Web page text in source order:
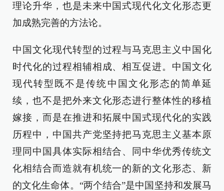
理论升华，也是未来中国式现代化文化形态更
加成熟完善的方法论。
中国文化现代转型的过程与马克思主义中国化
时代化的过程相辅相成、相互促进。中国文化
现代转型既不是传统中国文化形态的简单延
续，也不是把外来文化形态进行整体性的移植
嫁接，而是在推进和拓展中国式现代化的实践
历程中，中国共产党坚持把马克思主义基本原
理同中国具体实际相结合、同中华优秀传统文
化相结合而造就有机统一的新的文化形态、新
的文化生命体。“两个结合”是中国坚持和发展马